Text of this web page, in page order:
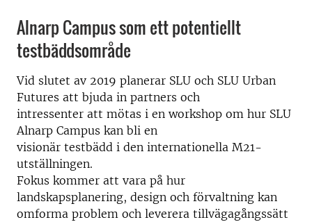
Alnarp Campus som ett potentiellt
testbäddsområde
Vid slutet av 2019 planerar SLU och SLU Urban
Futures att bjuda in partners och
intressenter att mötas i en workshop om hur SLU
Alnarp Campus kan bli en
visionär testbädd i den internationella M21-
utställningen.
Fokus kommer att vara på hur
landskapsplanering, design och förvaltning kan
omforma problem och leverera tillvägagångssätt